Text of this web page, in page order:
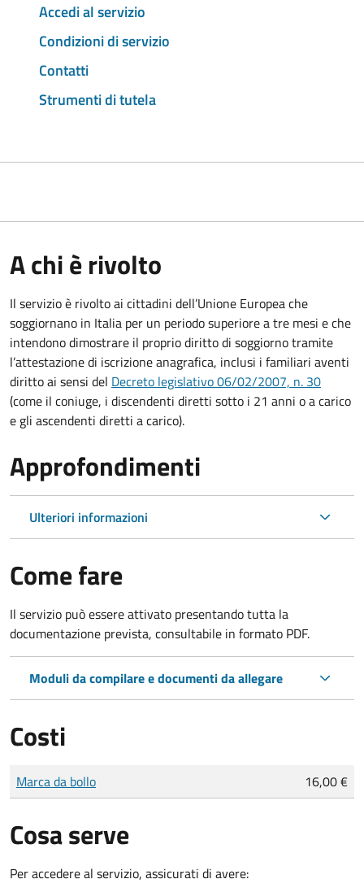
Accedi al servizio
Condizioni di servizio
Contatti
Strumenti di tutela
A chi è rivolto
Il servizio è rivolto ai cittadini dell’Unione Europea che
soggiornano in Italia per un periodo superiore a tre mesi e che
intendono dimostrare il proprio diritto di soggiorno tramite
l’attestazione di iscrizione anagrafica, inclusi i familiari aventi
diritto ai sensi del Decreto legislativo 06/02/2007, n. 30
(come il coniuge, i discendenti diretti sotto i 21 anni o a carico
e gli ascendenti diretti a carico).
Approfondimenti
Ulteriori informazioni
Come fare
Il servizio può essere attivato presentando tutta la
documentazione prevista, consultabile in formato PDF.
Moduli da compilare e documenti da allegare
Costi
Tipo di pagamento
Importo
Marca da bollo 16,00 €
Cosa serve
Per accedere al servizio, assicurati di avere: